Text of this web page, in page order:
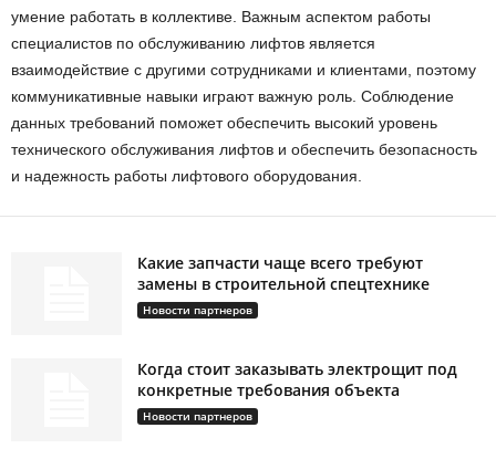
умение работать в коллективе. Важным аспектом работы
специалистов по обслуживанию лифтов является
взаимодействие с другими сотрудниками и клиентами, поэтому
коммуникативные навыки играют важную роль. Соблюдение
данных требований поможет обеспечить высокий уровень
технического обслуживания лифтов и обеспечить безопасность
и надежность работы лифтового оборудования.
Какие запчасти чаще всего требуют
замены в строительной спецтехнике
Новости партнеров
Когда стоит заказывать электрощит под
конкретные требования объекта
Новости партнеров